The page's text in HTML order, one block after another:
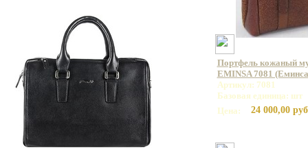
Портфель кожаный
EMINSA 7081
Артикул: 7081
Базовая единица: шт
Цена:
24 000,00